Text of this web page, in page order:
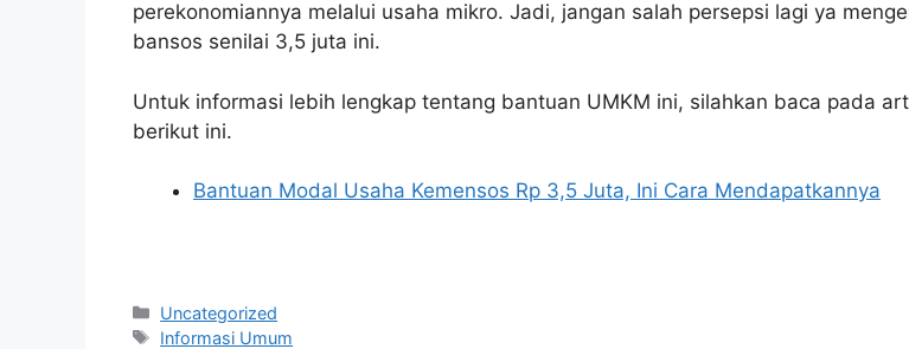
perekonomiannya melalui usaha mikro. Jadi, jangan salah persepsi lagi ya
bansos senilai 3,5 juta ini.
Untuk informasi lebih lengkap tentang bantuan UMKM ini, silahkan baca pada
berikut ini.
Bantuan Modal Usaha Kemensos Rp 3,5 Juta, Ini Cara Mendapatkannya
Categories
Uncategorized
Tags
Informasi Umum